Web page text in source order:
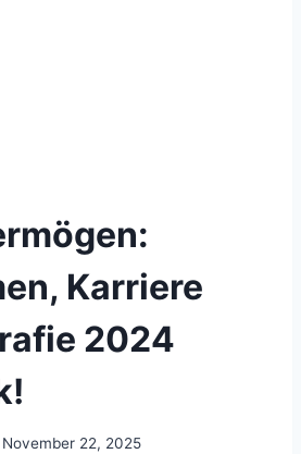
Karriere
2024
November 22, 2025